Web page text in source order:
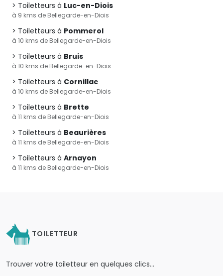
Toiletteurs à Luc-en-Diois
à 9 kms de Bellegarde-en-Diois
Toiletteurs à Pommerol
à 10 kms de Bellegarde-en-Diois
Toiletteurs à Bruis
à 10 kms de Bellegarde-en-Diois
Toiletteurs à Cornillac
à 10 kms de Bellegarde-en-Diois
Toiletteurs à Brette
à 11 kms de Bellegarde-en-Diois
Toiletteurs à Beaurières
à 11 kms de Bellegarde-en-Diois
Toiletteurs à Arnayon
à 11 kms de Bellegarde-en-Diois
TOILETTEUR
Trouver votre toiletteur en quelques clics…